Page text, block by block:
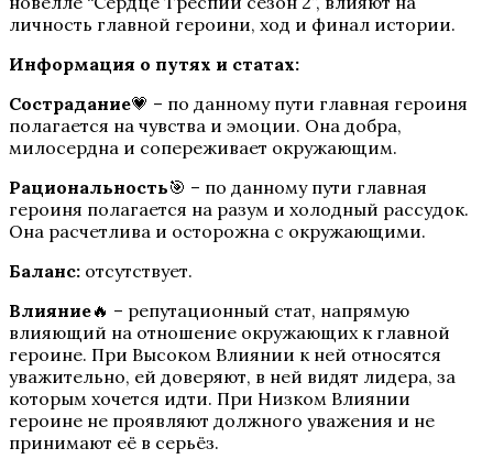
Пришествие Номер Три
Пропавшие
личность главной героини, ход и финал истории.
Информация о путях и статах:
Сострадание💗 – по данному пути главная героиня
полагается на чувства и эмоции. Она добра,
милосердна и сопереживает окружающим.
Рациональность🎯 – по данному пути главная
героиня полагается на разум и холодный рассудок.
Она расчетлива и осторожна с окружающими.
Баланс: отсутствует.
Влияние🔥 – репутационный стат, напрямую
влияющий на отношение окружающих к главной
героине. При Высоком Влиянии к ней относятся
уважительно, ей доверяют, в ней видят лидера, за
которым хочется идти. При Низком Влиянии
героине не проявляют должного уважения и не
принимают её в серьёз.